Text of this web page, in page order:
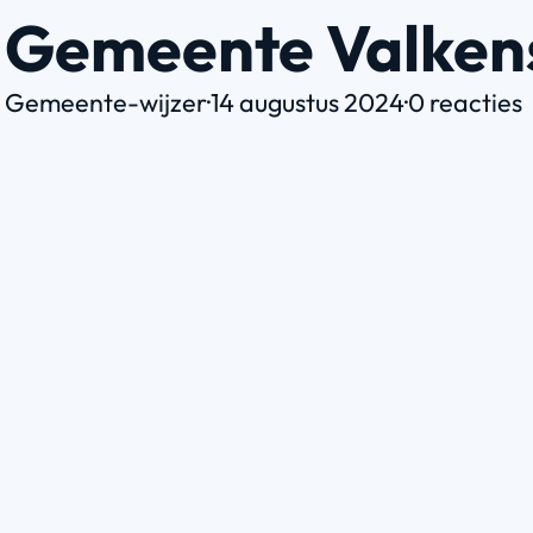
Gemeente
Gemeente-wijzer·14 augustus 2024·0 reacties